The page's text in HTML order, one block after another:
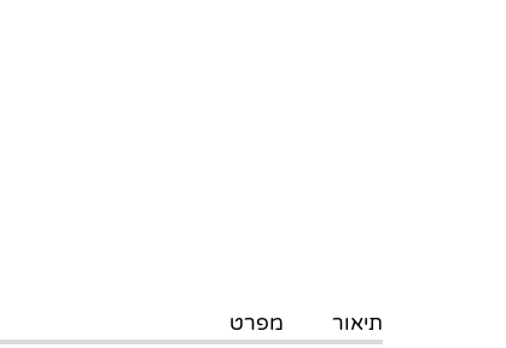
תיאור מפרט